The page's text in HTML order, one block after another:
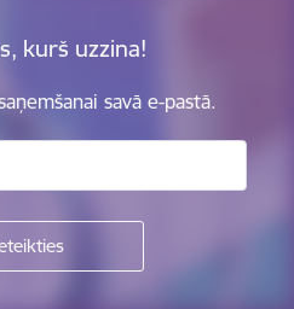
kurš uzzina!
savā e-pastā.